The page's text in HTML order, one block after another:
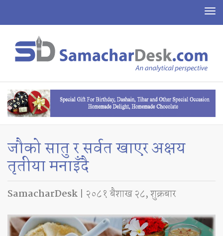
जौको सातु र सर्वत खाएर अक्षय
तृतीया मनाइँदै
SamacharDesk | २०८१ बैशाख २८, शुक्रबार